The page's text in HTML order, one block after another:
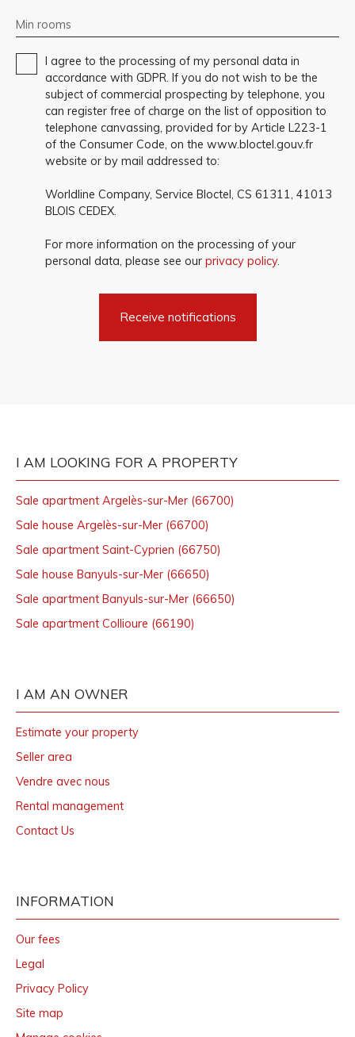
Min rooms
I agree to the processing of my personal data in
accordance with GDPR. If you do not wish to be the
subject of commercial prospecting by telephone, you
can register free of charge on the list of opposition to
telephone canvassing, provided for by Article L223-1
of the Consumer Code, on the www.bloctel.gouv.fr
website or by mail addressed to:
Worldline Company, Service Bloctel, CS 61311, 41013
BLOIS CEDEX.
For more information on the processing of your
personal data, please see our privacy policy.
Receive notifications
I AM LOOKING FOR A PROPERTY
Sale apartment Argelès-sur-Mer (66700)
Sale house Argelès-sur-Mer (66700)
Sale apartment Saint-Cyprien (66750)
Sale house Banyuls-sur-Mer (66650)
Sale apartment Banyuls-sur-Mer (66650)
Sale apartment Collioure (66190)
I AM AN OWNER
Estimate your property
Seller area
Vendre avec nous
Rental management
Contact Us
INFORMATION
Our fees
Legal
Privacy Policy
Site map